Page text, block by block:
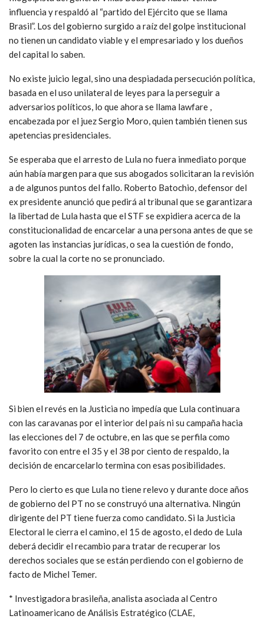
influencia y respaldó al “partido del Ejército que se llama
Brasil”. Los del gobierno surgido a raíz del golpe institucional
no tienen un candidato viable y el empresariado y los dueños
del capital lo saben.
No existe juicio legal, sino una despiadada persecución política,
basada en el uso unilateral de leyes para la perseguir a
adversarios políticos, lo que ahora se llama lawfare ,
encabezada por el juez Sergio Moro, quien también tienen sus
apetencias presidenciales.
Se esperaba que el arresto de Lula no fuera inmediato porque
aún había margen para que sus abogados solicitaran la revisión
a de algunos puntos del fallo. Roberto Batochio, defensor del
ex presidente anunció que pedirá al tribunal que se garantizara
la libertad de Lula hasta que el STF se expidiera acerca de la
constitucionalidad de encarcelar a una persona antes de que se
agoten las instancias jurídicas, o sea la cuestión de fondo,
sobre la cual la corte no se pronunciado.
Si bien el revés en la Justicia no impedía que Lula continuara
con las caravanas por el interior del país ni su campaña hacia
las elecciones del 7 de octubre, en las que se perfila como
favorito con entre el 35 y el 38 por ciento de respaldo, la
decisión de encarcelarlo termina con esas posibilidades.
Pero lo cierto es que Lula no tiene relevo y durante doce años
de gobierno del PT no se construyó una alternativa. Ningún
dirigente del PT tiene fuerza como candidato. Si la Justicia
Electoral le cierra el camino, el 15 de agosto, el dedo de Lula
deberá decidir el recambio para tratar de recuperar los
derechos sociales que se están perdiendo con el gobierno de
facto de Michel Temer.
* Investigadora brasileña, analista asociada al Centro
Latinoamericano de Análisis Estratégico (CLAE,